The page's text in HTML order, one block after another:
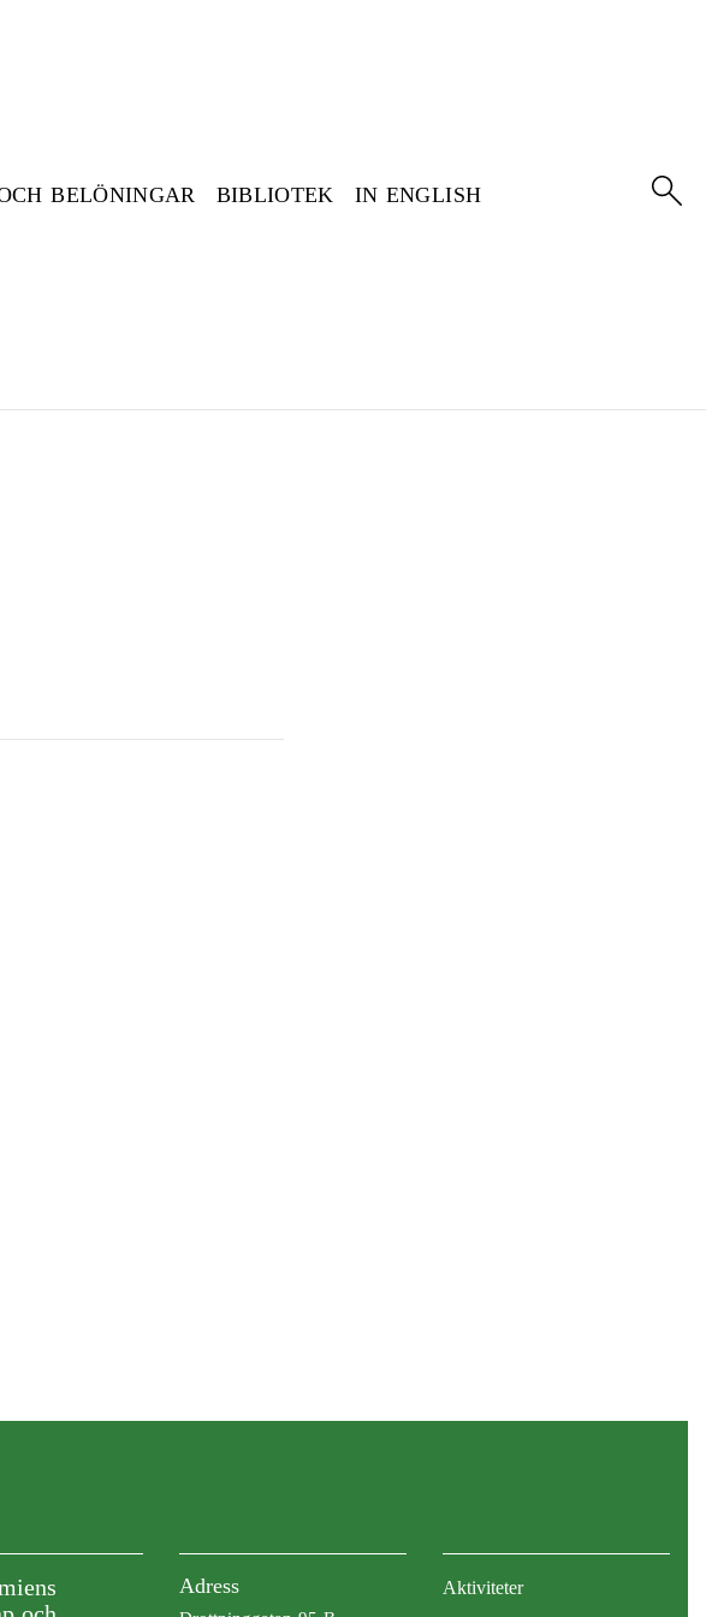
BELÖNINGAR BIBLIOTEK IN ENGLISH
Adress
Aktiviteter